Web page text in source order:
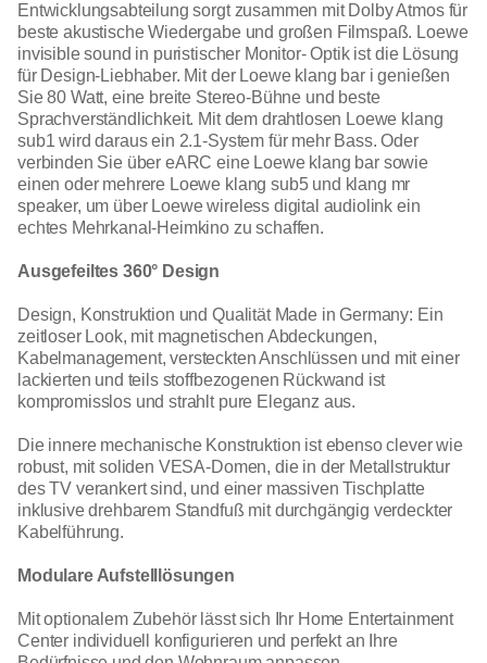
Entwicklungsabteilung sorgt zusammen mit Dolby Atmos für
beste akustische Wiedergabe und großen Filmspaß. Loewe
invisible sound in puristischer Monitor- Optik ist die Lösung
für Design-Liebhaber. Mit der Loewe klang bar i genießen
Sie 80 Watt, eine breite Stereo-Bühne und beste
Sprachverständlichkeit. Mit dem drahtlosen Loewe klang
sub1 wird daraus ein 2.1-System für mehr Bass. Oder
verbinden Sie über eARC eine Loewe klang bar sowie
einen oder mehrere Loewe klang sub5 und klang mr
speaker, um über Loewe wireless digital audiolink ein
echtes Mehrkanal-Heimkino zu schaffen.
Ausgefeiltes 360° Design
Design, Konstruktion und Qualität Made in Germany: Ein
zeitloser Look, mit magnetischen Abdeckungen,
Kabelmanagement, versteckten Anschlüssen und mit einer
lackierten und teils stoffbezogenen Rückwand ist
kompromisslos und strahlt pure Eleganz aus.
Die innere mechanische Konstruktion ist ebenso clever wie
robust, mit soliden VESA-Domen, die in der Metallstruktur
des TV verankert sind, und einer massiven Tischplatte
inklusive drehbarem Standfuß mit durchgängig verdeckter
Kabelführung.
Modulare Aufstelllösungen
Mit optionalem Zubehör lässt sich Ihr Home Entertainment
Center individuell konfigurieren und perfekt an Ihre